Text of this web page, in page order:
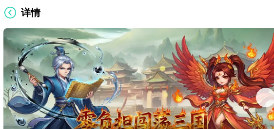
详情